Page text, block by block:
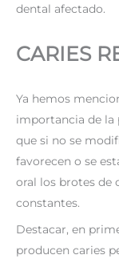
dental afectado.
CARIES
Ya hemos
importancia de la
que si no se
favorecen o se
oral los brotes de
constantes.
Destacar, en
producen caries